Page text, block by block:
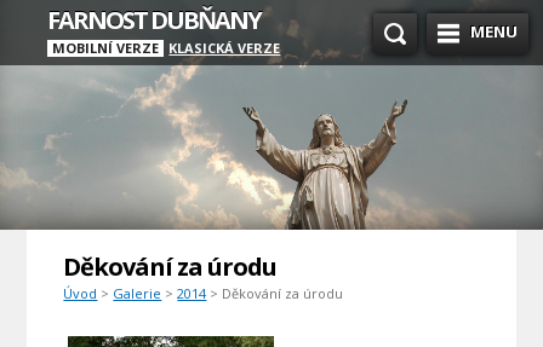
MENU
FARNOST DUBŇANY
MOBILNÍ VERZE KLASICKÁ VERZE
Děkování za úrodu
Úvod > Galerie >2014> Děkování za úrodu